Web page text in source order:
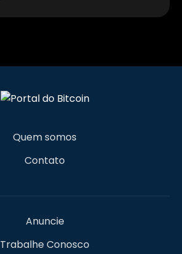
Quem somos
Contato
Anuncie
Trabalhe Conosco